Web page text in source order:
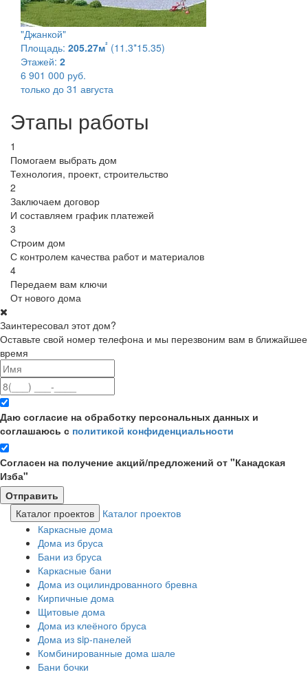
"Джанкой"
Площадь: 205.27м² (11.3*15.35)
Этажей: 2
6 901 000 руб.
только до 31 августа
Этапы работы
1
Помогаем выбрать дом
Технология, проект, строительство
2
Заключаем договор
И составляем график платежей
3
Строим дом
С контролем качества работ и материалов
4
Передаем вам ключи
От нового дома
Заинтересовал этот дом?
Оставьте свой номер телефона и мы перезвоним вам в ближайшее
время
Даю согласие на обработку персональных данных и
соглашаюсь с политикой конфиденциальности
Согласен на получение акций/предложений от "Канадская
Изба"
Каталог проектов
Каталог проектов
Каркасные дома
Дома из бруса
Бани из бруса
Каркасные бани
Дома из оцилиндрованного бревна
Кирпичные дома
Щитовые дома
Дома из клеёного бруса
Дома из sip-панелей
Комбинированные дома шале
Бани бочки